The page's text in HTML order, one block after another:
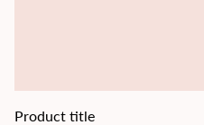
Product title